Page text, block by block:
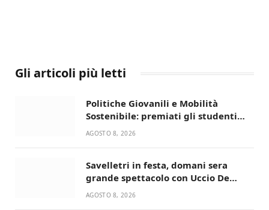
Gli articoli più letti
Politiche Giovanili e Mobilità
Sostenibile: premiati gli studenti
universitari del bando “La strada
AGOSTO 8, 2026
Savelletri in festa, domani sera
grande spettacolo con Uccio De
Santis
AGOSTO 8, 2026